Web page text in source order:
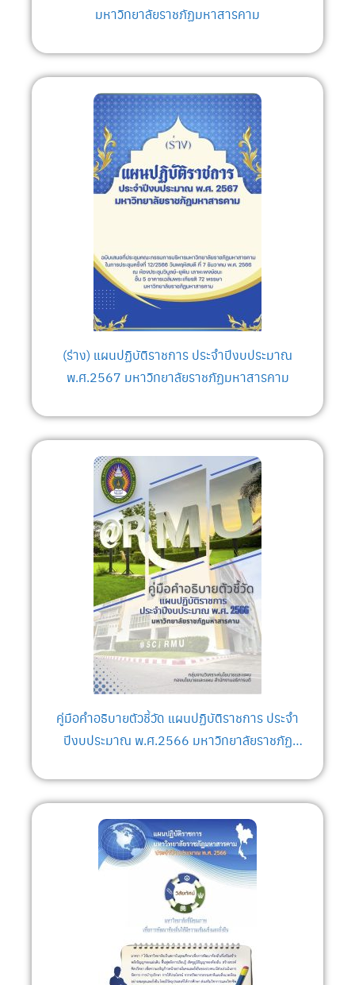
มหาวิทยาลัยราชภัฏมหาสารคาม
(ร่าง) แผนปฏิบัติราชการ ประจำปีงบประมาณ
พ.ศ.2567 มหาวิทยาลัยราชภัฏมหาสารคาม
คู่มือคำอธิบายตัวชี้วัด แผนปฏิบัติราชการ ประจำ
ปีงบประมาณ พ.ศ.2566 มหาวิทยาลัยราชภัฏ